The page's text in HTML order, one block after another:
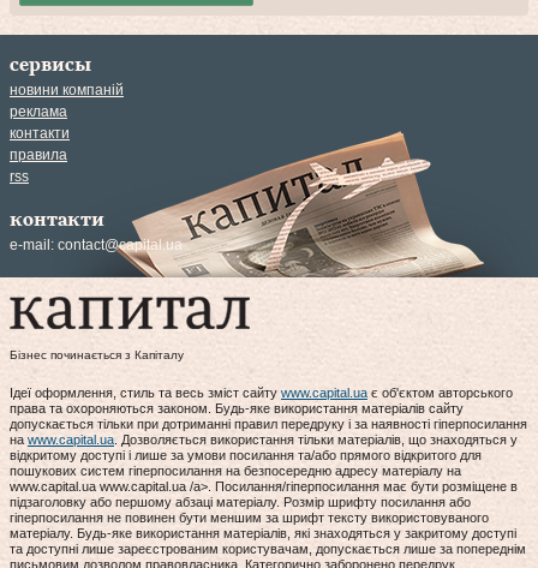
сервисы
новини компаній
реклама
контакти
правила
rss
контакти
e-mail: contact@capital.ua
Бізнес починається з Капіталу
Ідеї оформлення, стиль та весь зміст сайту www.capital.ua є об'єктом авторського
права та охороняються законом. Будь-яке використання матеріалів сайту
допускається тільки при дотриманні правил передруку і за наявності гіперпосилання
на www.capital.ua . Дозволяється використання тільки матеріалів, що знаходяться у
відкритому доступі і лише за умови посилання та/або прямого відкритого для
пошукових систем гіперпосилання на безпосередню адресу матеріалу на
www.capital.ua www.capital.ua /a>. Посилання/гіперпосилання має бути розміщене в
підзаголовку або першому абзаці матеріалу. Розмір шрифту посилання або
гіперпосилання не повинен бути меншим за шрифт тексту використовуваного
матеріалу. Будь-яке використання матеріалів, які знаходяться у закритому доступі
та доступні лише зареєстрованим користувачам, допускається лише за попереднім
письмовим дозволом правовласника. Категорично заборонено передрук,